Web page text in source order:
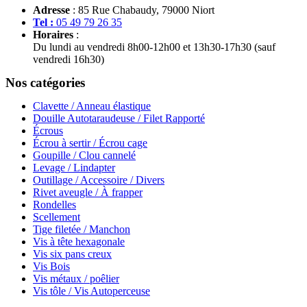
Adresse : 85 Rue Chabaudy, 79000 Niort
Tel : 05 49 79 26 35
Horaires :
Du lundi au vendredi 8h00-12h00 et 13h30-17h30 (sauf
vendredi 16h30)
Nos catégories
Clavette / Anneau élastique
Douille Autotaraudeuse / Filet Rapporté
Écrous
Écrou à sertir / Écrou cage
Goupille / Clou cannelé
Levage / Lindapter
Outillage / Accessoire / Divers
Rivet aveugle / À frapper
Rondelles
Scellement
Tige filetée / Manchon
Vis à tête hexagonale
Vis six pans creux
Vis Bois
Vis métaux / poêlier
Vis tôle / Vis Autoperceuse